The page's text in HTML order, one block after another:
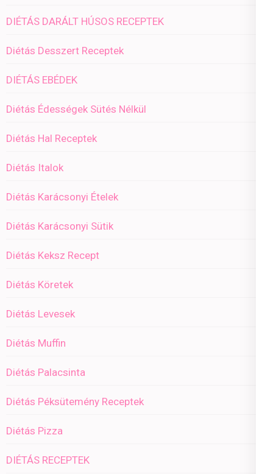
DIÉTÁS DARÁLT HÚSOS RECEPTEK
Diétás Desszert Receptek
DIÉTÁS EBÉDEK
Diétás Édességek Sütés Nélkül
Diétás Hal Receptek
Diétás Italok
Diétás Karácsonyi Ételek
Diétás Karácsonyi Sütik
Diétás Keksz Recept
Diétás Köretek
Diétás Levesek
Diétás Muffin
Diétás Palacsinta
Diétás Péksütemény Receptek
Diétás Pizza
DIÉTÁS RECEPTEK